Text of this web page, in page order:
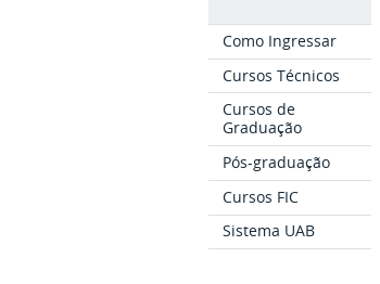
Como Ingressar
Cursos Técnicos
Cursos de
Graduação
Pós-graduação
Cursos FIC
Sistema UAB